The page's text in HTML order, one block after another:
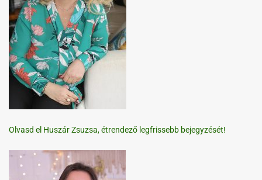
Olvasd el Huszár Zsuzsa, étrendező legfrissebb bejegyzését!